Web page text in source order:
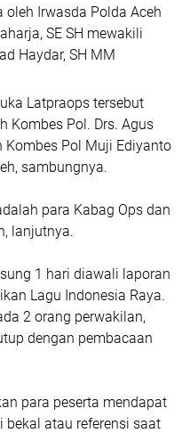
oleh Irwasda Polda Aceh
SE SH mewakili
Haydar, SH MM
Latpraops tersebut
Kombes Pol. Drs. Agus
Kombes Pol Muji Ediyanto
sambungnya.
para Kabag Ops dan
lanjutnya.
1 hari diawali laporan
Lagu Indonesia Raya.
2 orang perwakilan,
dengan pembacaan
para peserta mendapat
atau referensi saat